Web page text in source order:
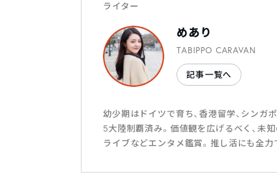
ライター
めあり
TABIPPO CARAVAN
記事一覧へ
幼少期はドイツで育ち、香港留学、シンガ
5大陸制覇済み。価値観を広げるべく、未
ライブなどエンタメ鑑賞。推し活にも全力